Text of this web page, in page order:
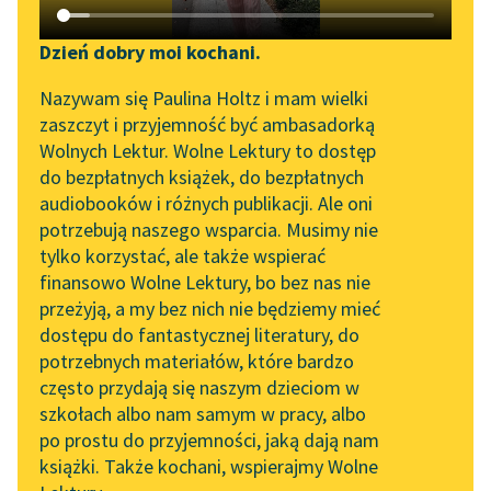
Katalog DAISY
Podkasty o książkach
Zgłoś brak utworu
Aktualności
„Prokurator Alicja Horn”
do słuchania
Byliśmy częścią AI Impact
Lab
Zapraszamy na spotkanie
online z tłumaczkami
literatury skandynawskiej
Spotkanie z Katarzyną
Tunkiel w Oslo
102. lata temu zmarł
Joseph Conrad
Narzędzia
Mapa Wolnych Lektur
Leśmianator
Przewodnik dla piszących i
czytających
API
OAI-PMH
Widget Wolnych Lektur
Przypisy
Dzień dobry moi kochani.
Nazywam się Paulina Holtz i mam wielki
zaszczyt i przyjemność być ambasadorką
Wolnych Lektur. Wolne Lektury to dostęp
do bezpłatnych książek, do bezpłatnych
audiobooków i różnych publikacji. Ale oni
potrzebują naszego wsparcia. Musimy nie
tylko korzystać, ale także wspierać
finansowo Wolne Lektury, bo bez nas nie
przeżyją, a my bez nich nie będziemy mieć
dostępu do fantastycznej literatury, do
potrzebnych materiałów, które bardzo
często przydają się naszym dzieciom w
szkołach albo nam samym w pracy, albo
po prostu do przyjemności, jaką dają nam
książki. Także kochani, wspierajmy Wolne
E. T. A. Hoffmann
orzechów
Syn tokarza lalek był
ślicznym i zgrabnym
młodzieńcem, który
jeszcze nigdy w życiu
nie golił...
Czytaj więcej
Motyw: Uroda